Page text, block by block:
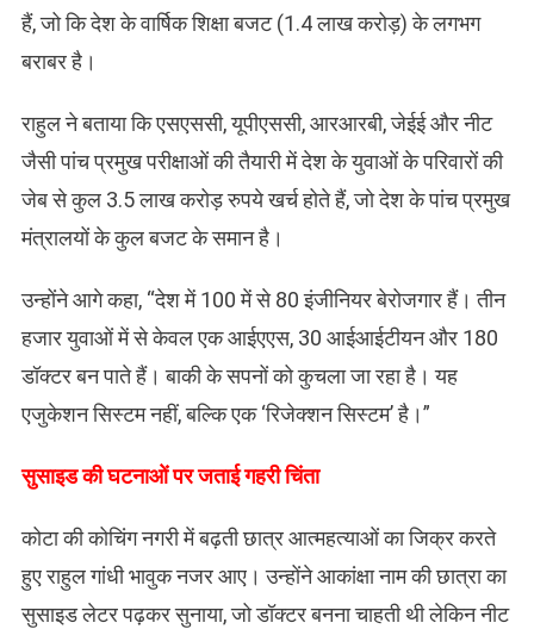
हैं, जो कि देश के वार्षिक शिक्षा बजट (1.4 लाख करोड़) के लगभग
बराबर है।
राहुल ने बताया कि एसएससी, यूपीएससी, आरआरबी, जेईई और नीट
जैसी पांच प्रमुख परीक्षाओं की तैयारी में देश के युवाओं के परिवारों की
जेब से कुल 3.5 लाख करोड़ रुपये खर्च होते हैं, जो देश के पांच प्रमुख
मंत्रालयों के कुल बजट के समान है।
​उन्होंने आगे कहा, “देश में 100 में से 80 इंजीनियर बेरोजगार हैं। तीन
हजार युवाओं में से केवल एक आईएएस, 30 आईआईटीयन और 180
डॉक्टर बन पाते हैं। बाकी के सपनों को कुचला जा रहा है। यह
एजुकेशन सिस्टम नहीं, बल्कि एक ‘रिजेक्शन सिस्टम’ है।”
​सुसाइड की घटनाओं पर जताई गहरी चिंता
कोटा की कोचिंग नगरी में बढ़ती छात्र आत्महत्याओं का जिक्र करते
हुए राहुल गांधी भावुक नजर आए। उन्होंने आकांक्षा नाम की छात्रा का
सुसाइड लेटर पढ़कर सुनाया, जो डॉक्टर बनना चाहती थी लेकिन नीट